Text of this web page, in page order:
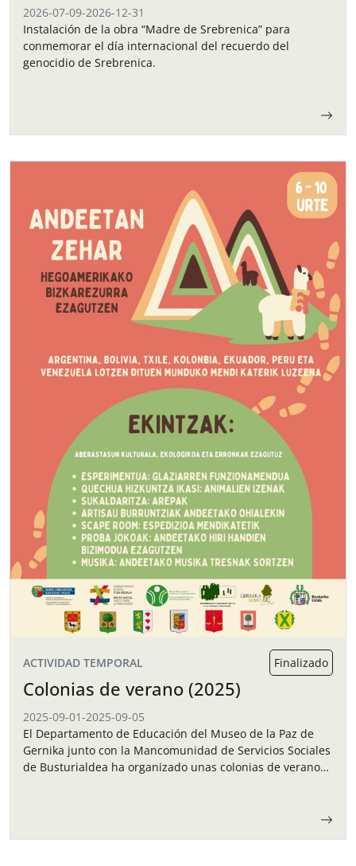
2026-07-09-2026-12-31
Instalación de la obra “Madre de Srebrenica” para
conmemorar el día internacional del recuerdo del
genocidio de Srebrenica.
ACTIVIDAD TEMPORAL Finalizado
Colonias de verano (2025)
2025-09-01-2025-09-05
El Departamento de Educación del Museo de la Paz de
Gernika junto con la Mancomunidad de Servicios Sociales
de Busturialdea ha organizado unas colonias de verano